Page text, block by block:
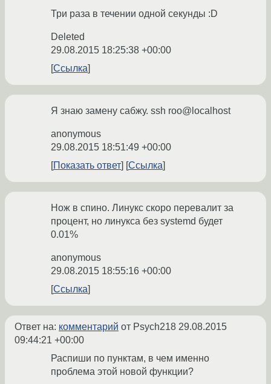
Три раза в течении одной секунды :D
Deleted
29.08.2015 18:25:38 +00:00
Ссылка
Я знаю замену сабжу. ssh roo@localhost
anonymous
29.08.2015 18:51:49 +00:00
Показать ответ
Ссылка
Нож в спино. Линукс скоро перевалит за
процент, но линукса без systemd будет
0.01%
anonymous
29.08.2015 18:55:16 +00:00
Ссылка
Ответ на: комментарий от Psych218 29.08.2015
09:44:21 +00:00
Распиши по пунктам, в чем именно
проблема этой новой функции?